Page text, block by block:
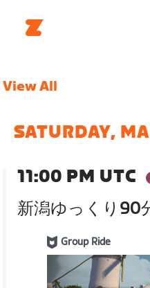
View All
SATURDAY,
11:00 PM UTC
新潟ゆっくり90
Group Ride